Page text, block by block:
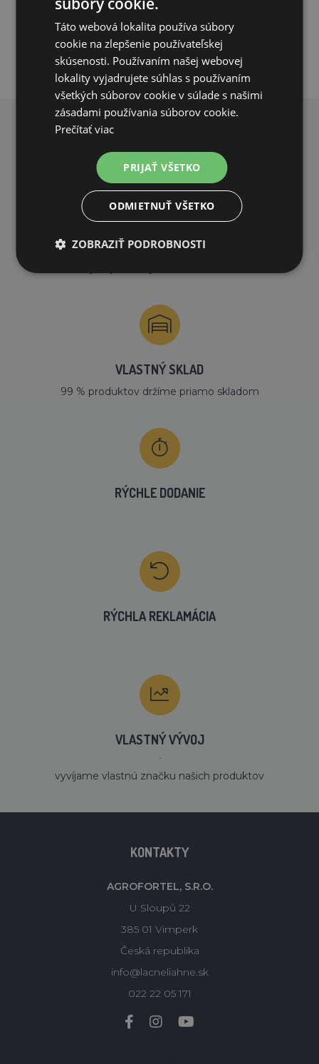
PRIDAŤ DO KOŠÍKA
PREČO NAKUPOVAŤ U NÁS?
DOPRAVA ZDARMA
VLASTNÝ SKLAD
99 % produktov držíme priamo skladom
RÝCHLE DODANIE
RÝCHLA REKLAMÁCIA
VLASTNÝ VÝVOJ
´
vyvíjame vlastnú značku našich produktov
KONTAKTY
AGROFORTEL, S.R.O.
U Sloupů 22
385 01 Vimperk
Česká republika
info@lacneliahne.sk
022 22 05 171
Táto webová lokalita používa súbory
cookie na zlepšenie používateľskej
skúsenosti. Používaním našej webovej
lokality vyjadrujete súhlas s používaním
všetkých súborov cookie v súlade s našimi
zásadami používania súborov cookie.
Prečítať viac
PRIJAŤ VŠETKO
ODMIETNUŤ VŠETKO
ZOBRAZIŤ PODROBNOSTI